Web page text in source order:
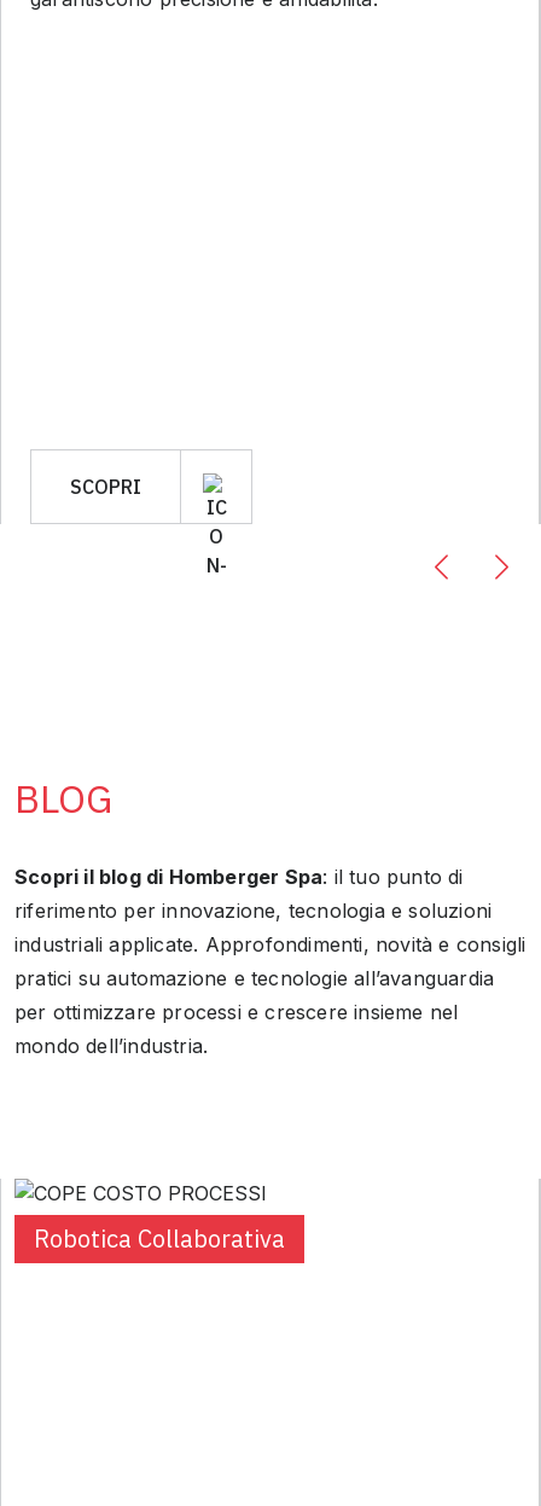
SCOPRI
BLOG
Scopri il blog di Homberger Spa: il tuo punto di
riferimento per innovazione, tecnologia e soluzioni
industriali applicate. Approfondimenti, novità e consigli
pratici su automazione e tecnologie all’avanguardia
per ottimizzare processi e crescere insieme nel
mondo dell’industria.
Robotica Collaborativa